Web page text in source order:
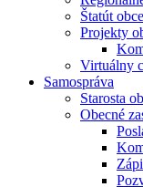
Štatút obce
Projekty
Virtuálny
Samospráva
Starosta
Obecné